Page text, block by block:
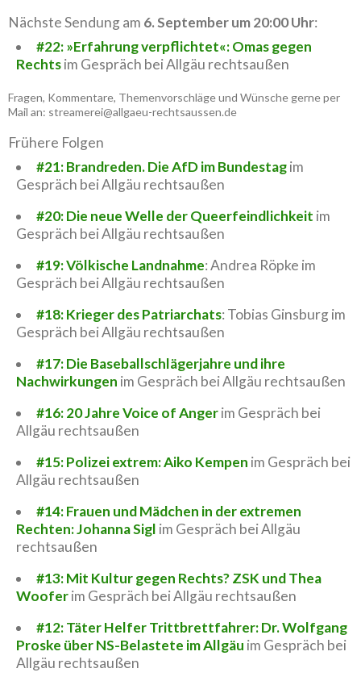
Nächste Sendung am 6. September um 20:00 Uhr:
#22: »Erfahrung verpflichtet«: Omas gegen
Rechtsim Gespräch bei Allgäu rechtsaußen
Fragen, Kommentare, Themenvorschläge und Wünsche gerne per
Mail an: streamerei@allgaeu-rechtsaussen.de
Frühere Folgen
#21: Brandreden. Die AfD im Bundestagim
Gespräch bei Allgäu rechtsaußen
#20: Die neue Welle der Queerfeindlichkeit im
Gespräch bei Allgäu rechtsaußen
#19: Völkische Landnahme: Andrea Röpke im
Gespräch bei Allgäu rechtsaußen
#18: Krieger des Patriarchats: Tobias Ginsburg im
Gespräch bei Allgäu rechtsaußen
#17: Die Baseballschlägerjahre und ihre
Nachwirkungen im Gespräch bei Allgäu rechtsaußen
#16: 20 Jahre Voice of Angerim Gespräch bei
Allgäu rechtsaußen
#15: Polizei extrem: Aiko Kempen im Gespräch bei
Allgäu rechtsaußen
#14: Frauen und Mädchen in der extremen
Rechten: Johanna Sigl im Gespräch bei Allgäu
rechtsaußen
#13: Mit Kultur gegen Rechts? ZSK und Thea
Wooferim Gespräch bei Allgäu rechtsaußen
#12: Täter Helfer Trittbrettfahrer: Dr. Wolfgang
Proske über NS-Belastete im Allgäu im Gespräch bei
Allgäu rechtsaußen